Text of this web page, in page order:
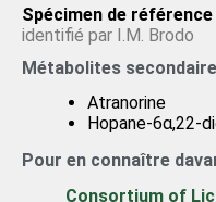
Spécimen de référence
identifié par I.M. Brodo
Métabolites
Atranorine
Hopane-6α,22-
Pour en connaître
Consortium of